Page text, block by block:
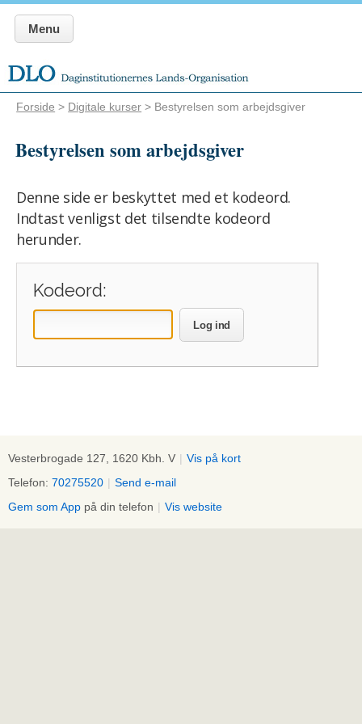
Menu
Forside > Digitale kurser > Bestyrelsen som arbejdsgiver
Bestyrelsen som arbejdsgiver
Denne side er beskyttet med et kodeord.
Indtast venligst det tilsendte kodeord
herunder.
Kodeord:
Log ind
Vesterbrogade 127, 1620 Kbh. V | Vis på kort
Telefon: 70275520 | Send e-mail
Gem som App på din telefon | Vis website